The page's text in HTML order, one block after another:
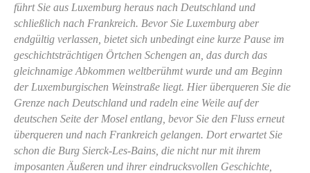
führt Sie aus Luxemburg heraus nach Deutschland und
schließlich nach Frankreich. Bevor Sie Luxemburg aber
endgültig verlassen, bietet sich unbedingt eine kurze Pause im
geschichtsträchtigen Örtchen Schengen an, das durch das
gleichnamige Abkommen weltberühmt wurde und am Beginn
der Luxemburgischen Weinstraße liegt. Hier überqueren Sie die
Grenze nach Deutschland und radeln eine Weile auf der
deutschen Seite der Mosel entlang, bevor Sie den Fluss erneut
überqueren und nach Frankreich gelangen. Dort erwartet Sie
schon die Burg Sierck-Les-Bains, die nicht nur mit ihrem
imposanten Äußeren und ihrer eindrucksvollen Geschichte,